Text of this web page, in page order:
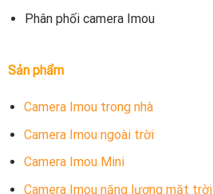
Phân phối camera Imou
Sản phẩm
Camera Imou trong nhà
Camera Imou ngoài trời
Camera Imou Mini
Camera Imou năng lượng mặt trời